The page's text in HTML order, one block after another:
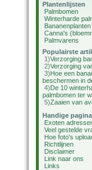
Plantenlijsten
Palmbomen
Winterharde
Bananenplanten
Canna's
Palmvarens
Populairste
1)Verzorging
2)Verzorging
3)Hoe een
beschermen in
4)De 10
palmbomen ter
5)Zaaien van
Handige
Exoten
Veel gestelde
Hoe foto's
Richtlijnen
Disclaimer
Link naar ons
Links